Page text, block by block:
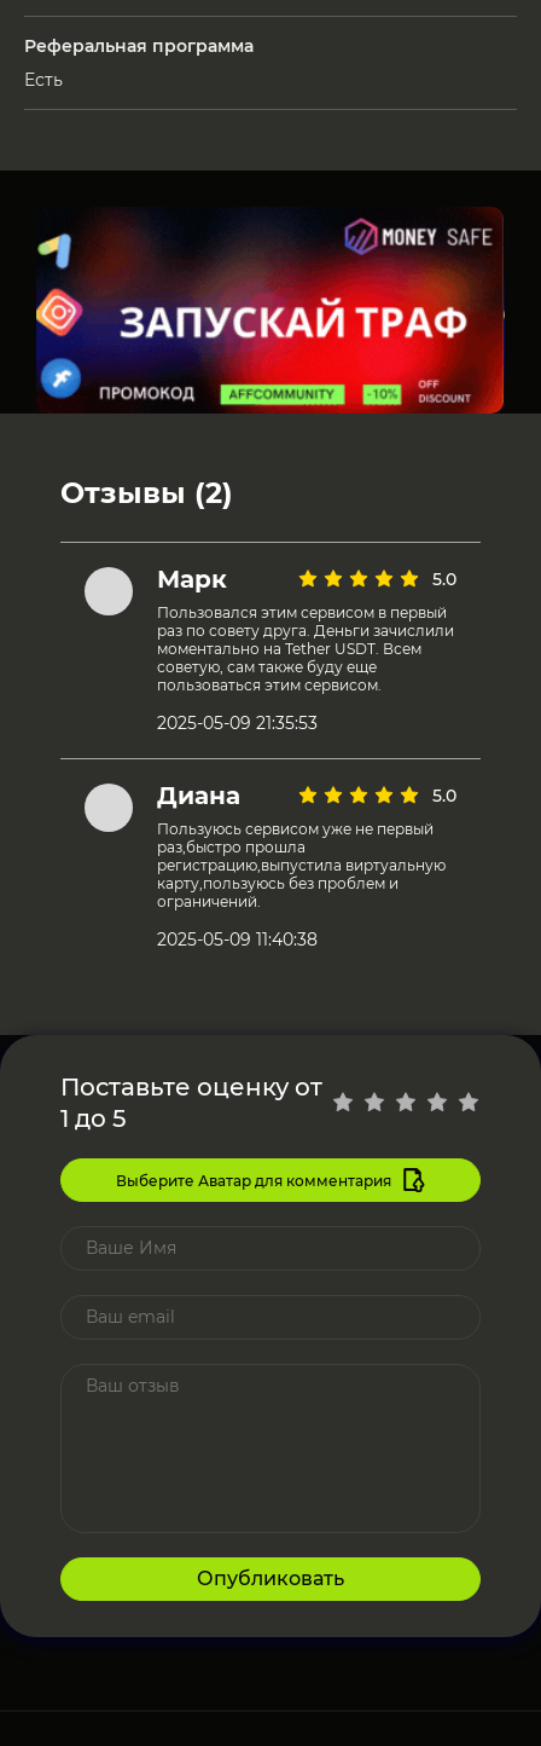
Реферальная программа
Есть
Отзывы (2)
Марк 5.0
Пользовался этим сервисом в первый
раз по совету друга. Деньги зачислили
моментально на Tether USDT. Всем
советую, сам также буду еще
пользоваться этим сервисом.
2025-05-09 21:35:53
Диана 5.0
Пользуюсь сервисом уже не первый
раз,быстро прошла
регистрацию,выпустила виртуальную
карту,пользуюсь без проблем и
ограничений.
2025-05-09 11:40:38
Поставьте оценку от
1 до 5
Выберите Аватар для комментария
Опубликовать